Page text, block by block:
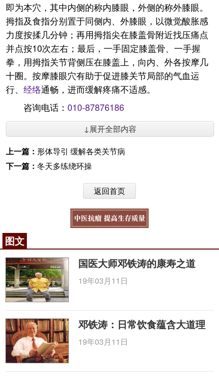
即为本穴，其中内侧的称内膝眼，外侧的称外膝眼。
拇指及食指分别置于同侧内、外膝眼，以微觉酸胀感
力度按揉几分钟；再用拇指尖在膝盖骨附近找压痛点
并点按10次左右；最后，一手固定膝盖骨、一手握
拳，用拇指关节背侧压在膝盖上，向内、外各按摩几
十圈。按摩膝眼穴有助于促进膝关节局部的气血运
行、 经络通畅，进而缓解疼痛不适感。
咨询电话： 010-87876186
↓展开全部内容
上一篇： 形体导引 缓解各类关节病
下一篇： 冬天多练绕环操
返回首页
图文
国医大师邓铁涛的康寿之道
19年03月11日
邓铁涛：日常饮食蕴含大道理
19年03月11日